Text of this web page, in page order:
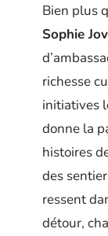
Bien plus
Sophie
richesse
initiatives
donne la
histoires
des
ressent
détour,